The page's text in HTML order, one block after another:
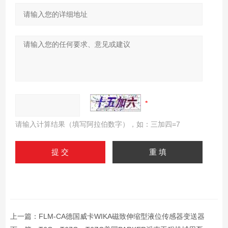
请输入计算结果（填写阿拉伯数字），如：三加四=7
上一篇： FLM-CA德国威卡WIKA磁致伸缩型液位传感器变送器